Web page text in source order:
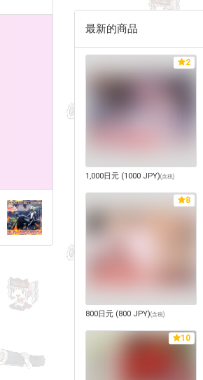
最新的商品
2
1,000日元 (1000 JPY)(含税)
8
800日元 (800 JPY)(含税)
10